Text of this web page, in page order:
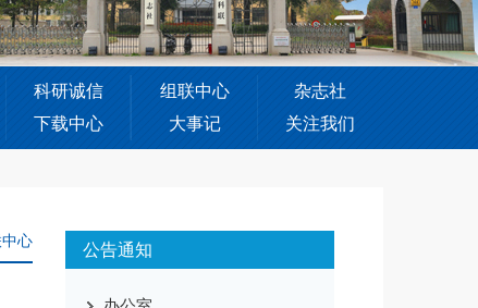
科研诚信 组联中心
杂志社
下载中心 大事记 关注我们
心 公告通知